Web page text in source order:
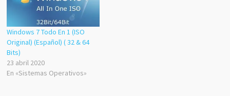
Windows 7 Todo En 1 (ISO
Original) (Español) ( 32 & 64
Bits)
23 abril 2020
En «Sistemas Operativos»